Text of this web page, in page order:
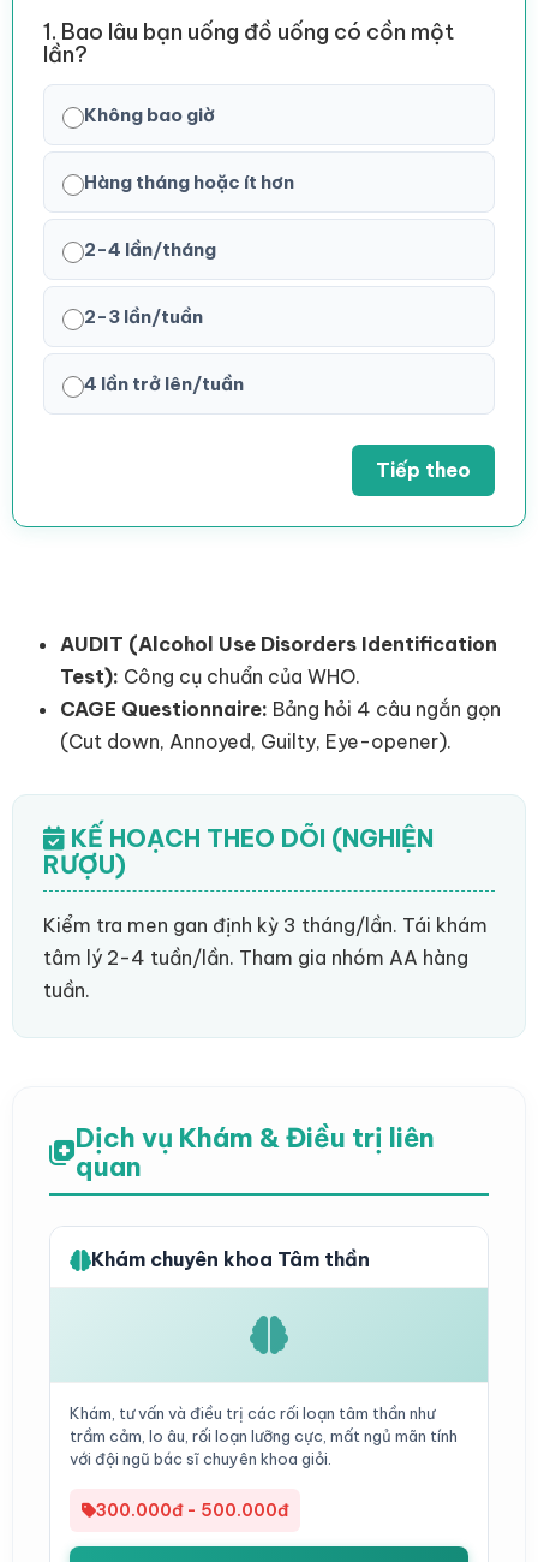
1. Bao lâu bạn uống đồ uống có cồn một
lần?
Không bao giờ
Hàng tháng hoặc ít hơn
2-4 lần/tháng
2-3 lần/tuần
4 lần trở lên/tuần
Tiếp theo
AUDIT (Alcohol Use Disorders Identification
Test): Công cụ chuẩn của WHO.
CAGE Questionnaire: Bảng hỏi 4 câu ngắn gọn
(Cut down, Annoyed, Guilty, Eye-opener).
KẾ HOẠCH THEO DÕI (NGHIỆN
RƯỢU)
Kiểm tra men gan định kỳ 3 tháng/lần. Tái khám
tâm lý 2-4 tuần/lần. Tham gia nhóm AA hàng
tuần.
Dịch vụ Khám & Điều trị liên
quan
Khám chuyên khoa Tâm thần
Khám, tư vấn và điều trị các rối loạn tâm thần như
trầm cảm, lo âu, rối loạn lưỡng cực, mất ngủ mãn tính
với đội ngũ bác sĩ chuyên khoa giỏi.
300.000đ - 500.000đ